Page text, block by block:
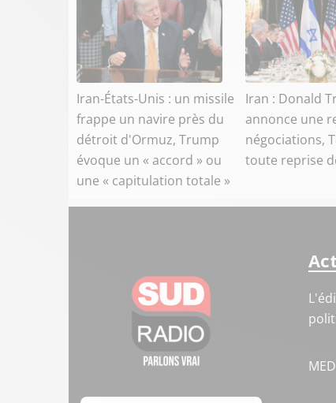
Iran-États-Unis : un missile
frappe un navire près du
détroit d'Ormuz, Trump
évoque un « accord » ou
une « capitulation totale »
Iran : Donald
annonce une
négociations,
toute reprise